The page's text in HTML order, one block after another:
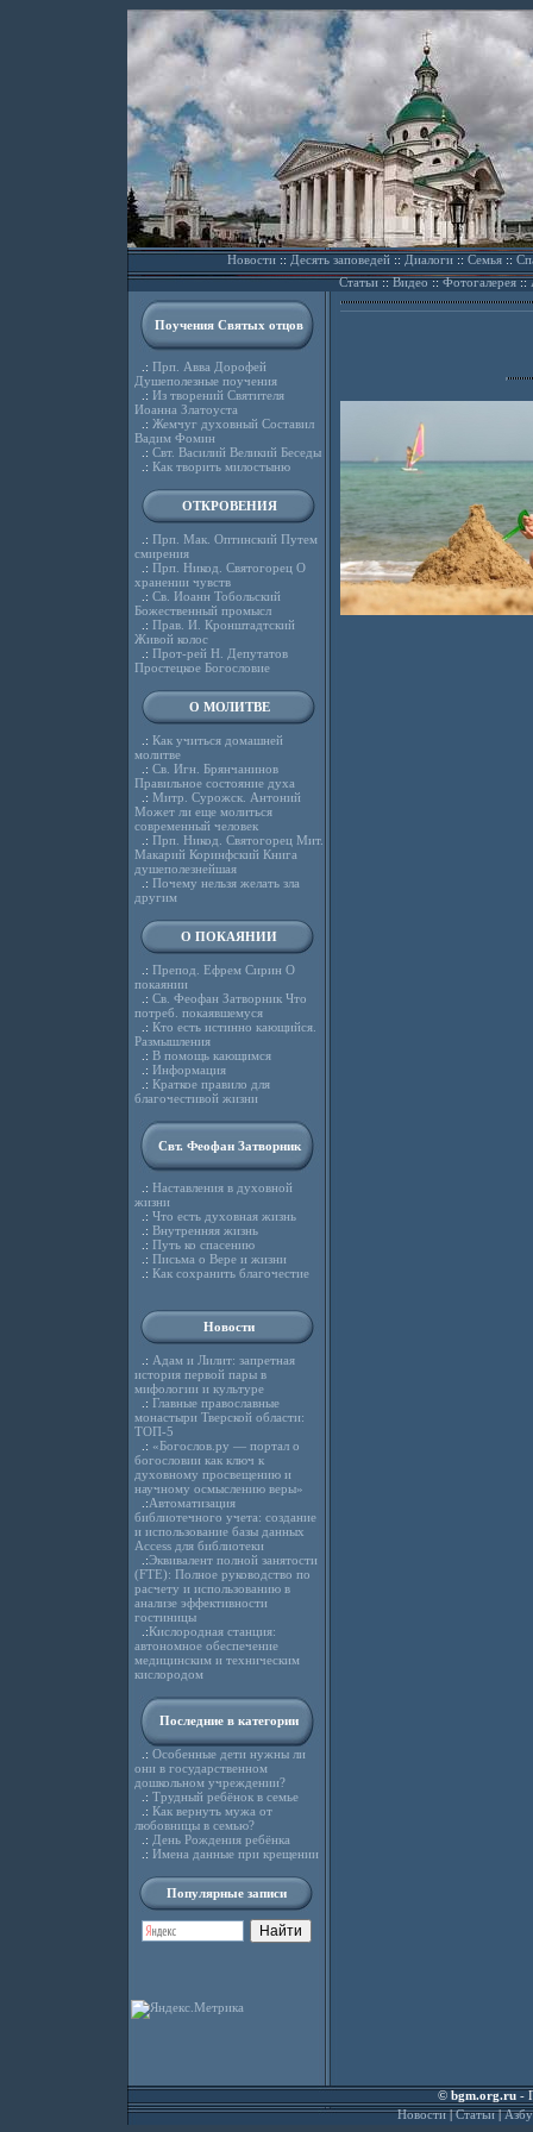
Новости::Десять заповедей::Диалоги::Семья::
Статьи::Видео ::Фотогалерея::
Поучения Святых отцов
.: Прп. Авва Дорофей
Душеполезные поучения
.: Из творений Святителя
Иоанна Златоуста
.: Жемчуг духовный Составил
Вадим Фомин
.: Свт. Василий Великий Беседы
.: Как творить милостыню
ОТКРОВЕНИЯ
.: Прп. Мак. Оптинский Путем
смирения
.: Прп. Никод. Святогорец О
хранении чувств
.: Св. Иоанн Тобольский
Божественный промысл
.: Прав. И. Кронштадтский
Живой колос
.: Прот-рей Н. Депутатов
Простецкое Богословие
О МОЛИТВЕ
.: Как учиться домашней
молитве
.: Св. Игн. Брянчанинов
Правильное состояние духа
.: Митр. Сурожск. Антоний
Может ли еще молиться
современный человек
.: Прп. Никод. Святогорец Мит.
Макарий Коринфский Книга
душеполезнейшая
.: Почему нельзя желать зла
другим
О ПОКАЯНИИ
.: Препод. Ефрем Сирин О
покаянии
.: Св. Феофан Затворник Что
потреб. покаявшемуся
.: Кто есть истинно кающийся.
Размышления
.: В помощь кающимся
.: Информация
.: Краткое правило для
благочестивой жизни
Свт. Феофан Затворник
.: Наставления в духовной
жизни
.: Что есть духовная жизнь
.: Внутренняя жизнь
.: Путь ко спасению
.: Письма о Вере и жизни
.: Как сохранить благочестие
Новости
.: Адам и Лилит: запретная
история первой пары в
мифологии и культуре
.: Главные православные
монастыри Тверской области:
ТОП-5
.: «Богослов.ру — портал о
богословии как ключ к
духовному просвещению и
научному осмыслению веры»
.:Автоматизация
библиотечного учета: создание
и использование базы данных
Access для библиотеки
.:Эквивалент полной занятости
(FTE): Полное руководство по
расчету и использованию в
анализе эффективности
гостиницы
.:Кислородная станция:
автономное обеспечение
медицинским и техническим
кислородом
Последние в категории
.: Особенные дети нужны ли
они в государственном
дошкольном учреждении?
.: Трудный ребёнок в семье
.: Как вернуть мужа от
любовницы в семью?
.: День Рождения ребёнка
.: Имена данные при крещении
Популярные записи
©bgm.org.ru-
Новости|Статьи|